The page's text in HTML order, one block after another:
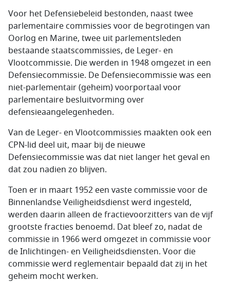
Voor het Defensiebeleid bestonden, naast twee
parlementaire commissies voor de begrotingen van
Oorlog en Marine, twee uit parlementsleden
bestaande staatscommissies, de Leger- en
Vlootcommissie. Die werden in 1948 omgezet in een
Defensiecommissie. De Defensiecommissie was een
niet-parlementair (geheim) voorportaal voor
parlementaire besluitvorming over
defensieaangelegenheden.
Van de Leger- en Vlootcommissies maakten ook een
CPN-lid deel uit, maar bij de nieuwe
Defensiecommissie was dat niet langer het geval en
dat zou nadien zo blijven.
Toen er in maart 1952 een vaste commissie voor de
Binnenlandse Veiligheidsdienst werd ingesteld,
werden daarin alleen de fractievoorzitters van de vijf
grootste fracties benoemd. Dat bleef zo, nadat de
commissie in 1966 werd omgezet in commissie voor
de Inlichtingen- en Veiligheidsdiensten. Voor die
commissie werd reglementair bepaald dat zij in het
geheim mocht werken.